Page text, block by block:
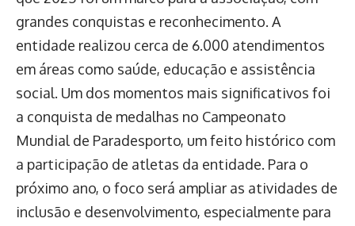
grandes conquistas e reconhecimento. A
entidade realizou cerca de 6.000 atendimentos
em áreas como saúde, educação e assistência
social. Um dos momentos mais significativos foi
a conquista de medalhas no Campeonato
Mundial de Paradesporto, um feito histórico com
a participação de atletas da entidade. Para o
próximo ano, o foco será ampliar as atividades de
inclusão e desenvolvimento, especialmente para